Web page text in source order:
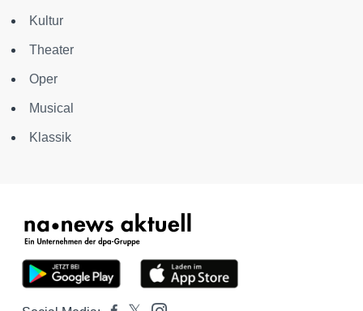
Kultur
Theater
Oper
Musical
Klassik